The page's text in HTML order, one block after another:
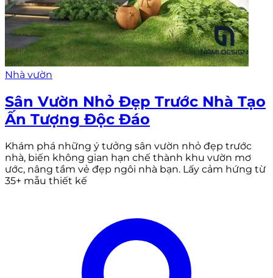
Nhà vườn
Sân Vườn Nhỏ Đẹp Trước Nhà Tạo
Ấn Tượng Độc Đáo
Khám phá những ý tưởng sân vườn nhỏ đẹp trước
nhà, biến không gian hạn chế thành khu vườn mơ
ước, nâng tầm vẻ đẹp ngôi nhà bạn. Lấy cảm hứng từ
35+ mẫu thiết kế